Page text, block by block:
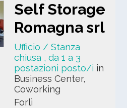
Self Storage
Romagna srl
Ufficio / Stanza
chiusa , da 1 a 3
postazioni posto/i in
Business Center,
Coworking
Forlì